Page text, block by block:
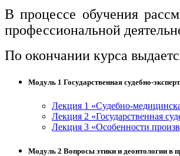
В процессе обучения
профессиональной
По окончании курса
Модуль 1 Государственная судебно-
Лекция 1 «Судебно-
Лекция 2 «Государственная
Лекция 3 «Особенности
Модуль 2 Вопросы этики и деонтологии в